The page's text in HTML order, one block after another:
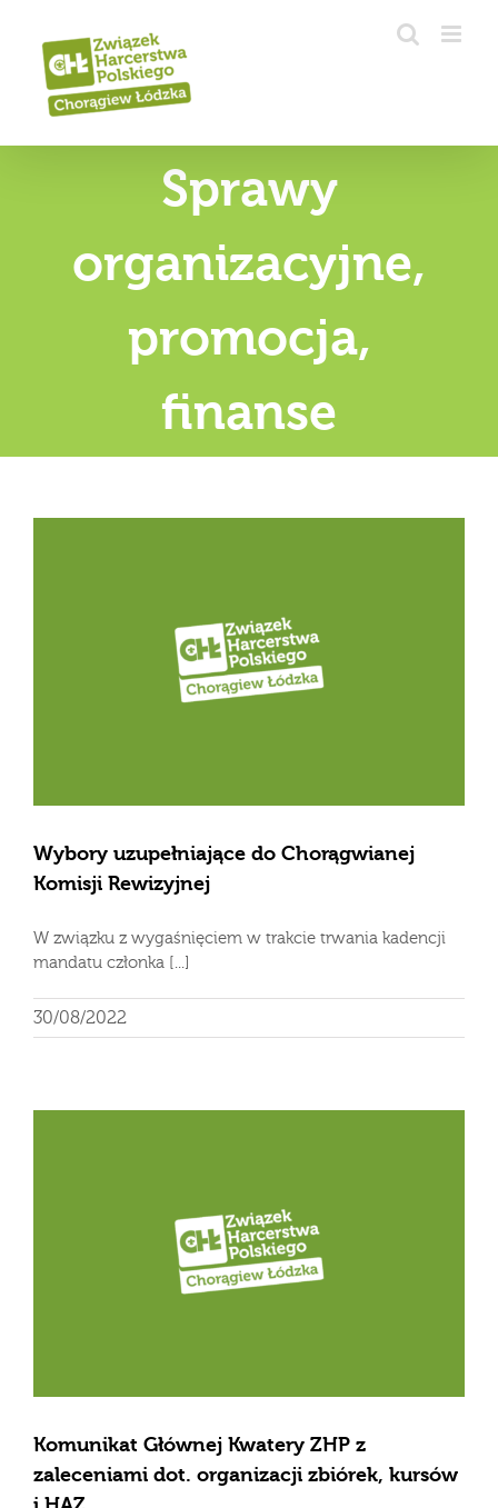
zawartości
Sprawy
organizacyjne,
promocja,
finanse
Wybory uzupełniające do Chorągwianej
Komisji Rewizyjnej
W związku z wygaśnięciem w trakcie trwania kadencji
mandatu członka [...]
30/08/2022
Komunikat Głównej Kwatery ZHP z
zaleceniami dot. organizacji zbiórek, kursów